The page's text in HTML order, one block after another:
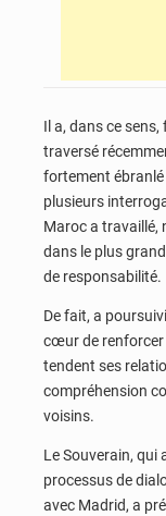
Il a, dans ce
traversé
fortement
plusieurs
Maroc a travaillé,
dans le plus
de responsabilité.
De fait, a
cœur de renforcer
tendent ses
compréhension
voisins.
Le Souverain, qui
processus de
avec Madrid, a